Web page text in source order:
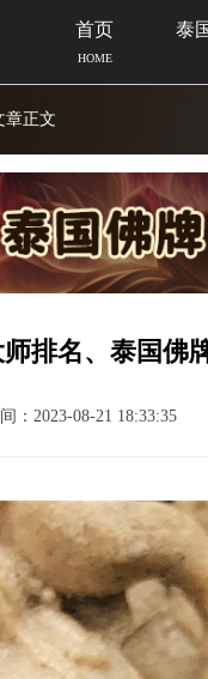
首页
HOME
泰
章正文
排名、泰国佛
：2023-08-21 18:33:35